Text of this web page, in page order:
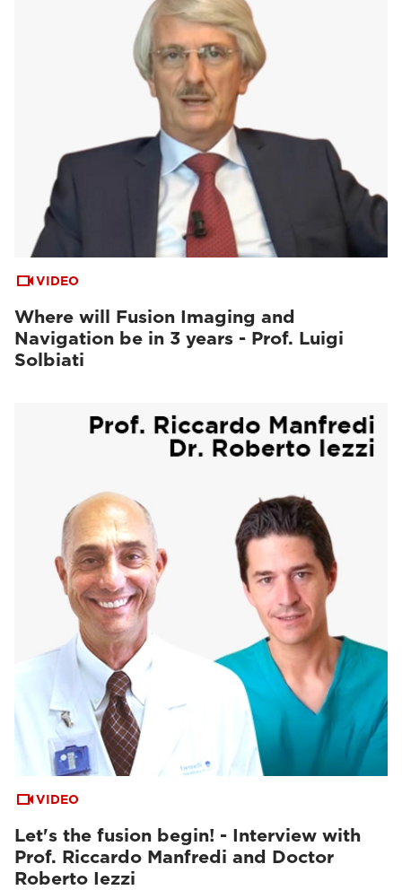
VIDEO
Where will Fusion Imaging and
Navigation be in 3 years - Prof. Luigi
Solbiati
VIDEO
Let's the fusion begin! - Interview with
Prof. Riccardo Manfredi and Doctor
Roberto Iezzi